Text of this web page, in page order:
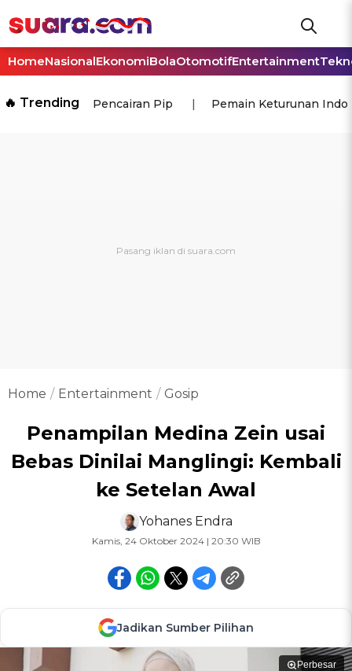
HomeNasionalEkonomiBolaOtomotifEntertainment
🔥 Trending Pencairan Pip Pemain Keturunan
Home Entertainment Gosip
Penampilan Medina Zein usai
Bebas Dinilai Manglingi: Kembali
ke Setelan Awal
Yohanes Endra
Kamis, 24 Oktober 2024 | 20:30 WIB
Jadikan Sumber Pilihan
Perbesar